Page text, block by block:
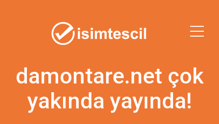
damontare.net çok
yakında yayında!